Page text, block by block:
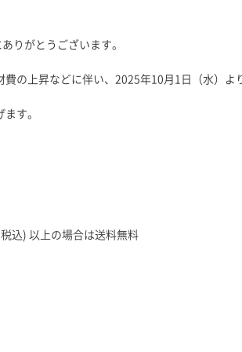
りがとうございます。
の上昇などに伴い、2025年10月1日（水）よ
す。
込) 以上の場合は送料無料